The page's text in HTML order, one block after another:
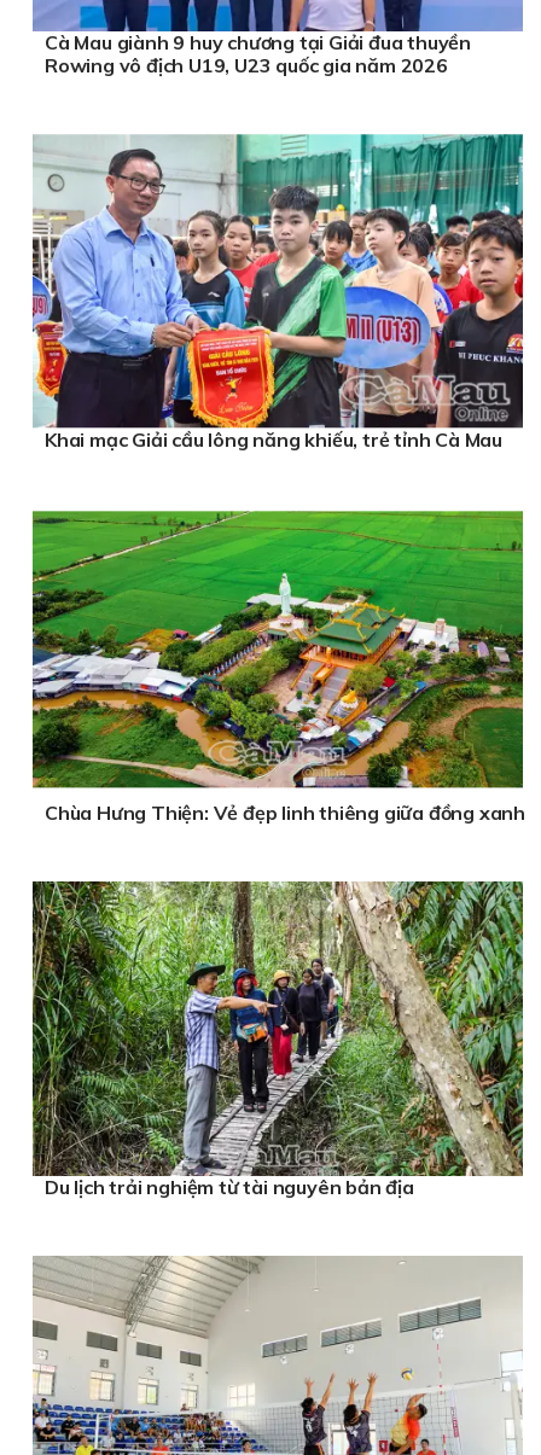
Cà Mau giành 9 huy chương tại Giải đua thuyền
Rowing vô địch U19, U23 quốc gia năm 2026
Khai mạc Giải cầu lông năng khiếu, trẻ tỉnh Cà Mau
Chùa Hưng Thiện: Vẻ đẹp linh thiêng giữa đồng xanh
Du lịch trải nghiệm từ tài nguyên bản địa